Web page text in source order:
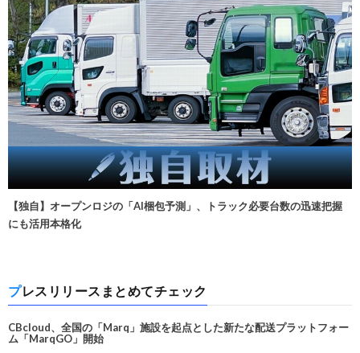
【独自】オープンロジの「AI梱包予測」、トラック必要台数の迅速把握
にも活用本格化
プレスリリースまとめてチェック
CBcloud、全国の「Marq」施設を起点とした新たな配送プラットフォー
ム「MarqGO」開始